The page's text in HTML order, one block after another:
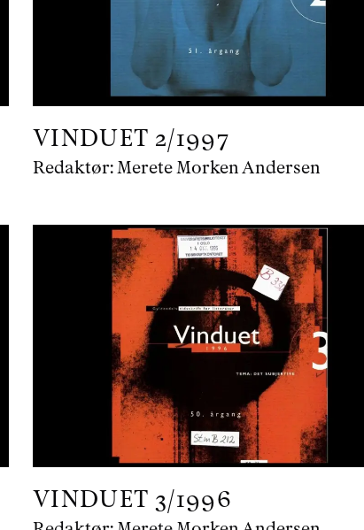
VINDUET 2/1997
Redaktør:Merete Morken Andersen
VINDUET 3/1996